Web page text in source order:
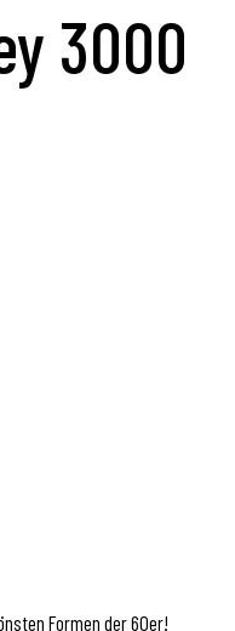
3000
Formen der 60er!